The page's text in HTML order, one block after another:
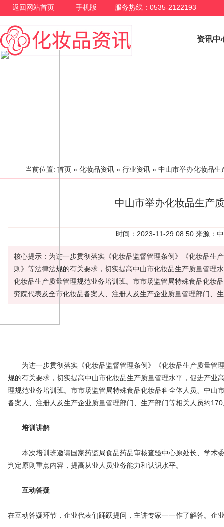
返回网站首页 手机版 服务热线：0535-2122193
资讯中
当前位置: 首页 » 化妆品资讯 » 行业资讯 » 中山市举办化妆品
中山市举办化妆品生产
时间：2023-11-29 08:50 来源：
核心提示：为进一步贯彻落实《化妆品监督管理条例》《化妆品生
则》等法律法规的有关要求，切实提高中山市化妆品生产质量管理
化妆品生产质量管理规范业务培训班。市市场监管局特殊食品化妆
究院代表及全市化妆品备案人、注册人及生产企业质量管理部门、
为进一步贯彻落实《化妆品监督管理条例》《化妆品生产质量管
规的有关要求，切实提高中山市化妆品生产质量管理水平，促进产业
理规范业务培训 班。市市场监管局特殊食品化妆品科全体人员、中山
备案人
注册人 及生产企业质量管理部门、生产部门等相关人员约170
培训讲解
本次培训班邀请国家药监局食品药品审核查验中心原处长、学术
判定原则重点内容，提高从业人员业务能力和认识水平。
互动答疑
在互动答疑环节，企业代表们踊跃提问，主讲专家一一作了解答。